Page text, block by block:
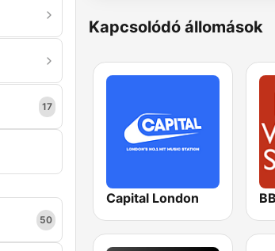
17
50
Kapcsolódó állomások
Capital London